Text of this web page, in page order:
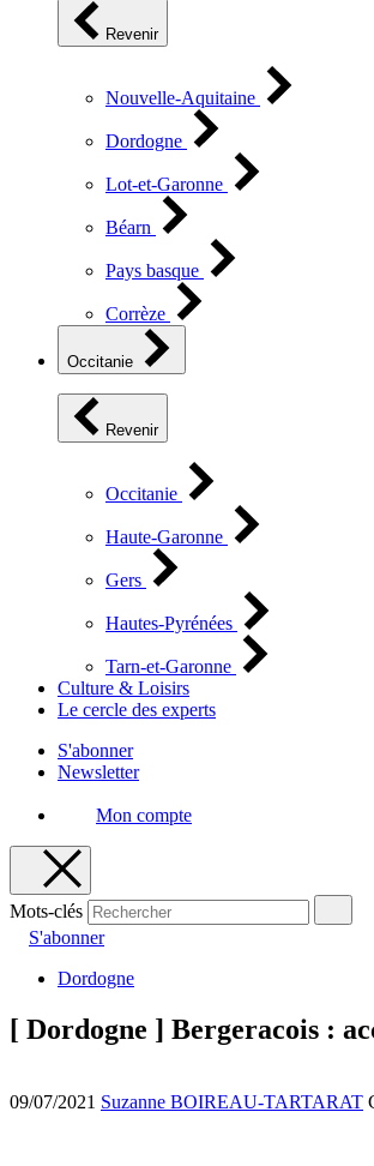
Revenir
Nouvelle-Aquitaine
Dordogne
Lot-et-Garonne
Béarn
Pays basque
Corrèze
Occitanie
Revenir
Occitanie
Haute-Garonne
Gers
Hautes-Pyrénées
Tarn-et-Garonne
Culture & Loisirs
Le cercle des experts
S'abonner
Newsletter
Mon compte
Mots-clés
S'abonner
Dordogne
[ Dordogne ] Bergeracois :
09/07/2021 Suzanne BOIREAU-TARTARAT